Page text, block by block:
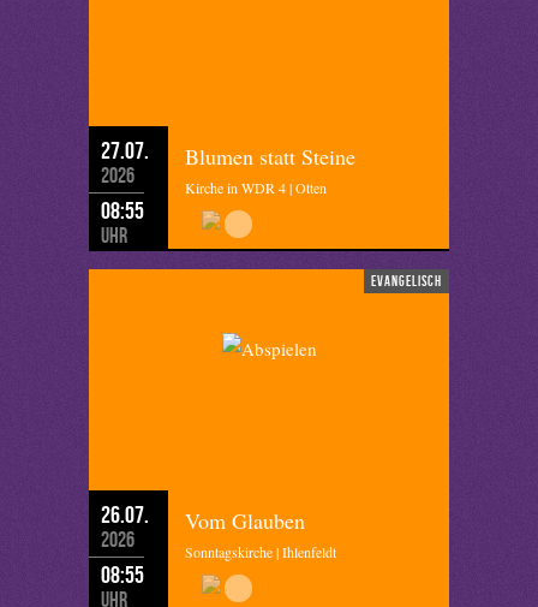
27.07.
2026
08:55
Uhr
Blumen statt Steine
Kirche in WDR 4 | Otten
evangelisch
26.07.
2026
08:55
Uhr
Vom Glauben
Sonntagskirche | Ihlenfeldt